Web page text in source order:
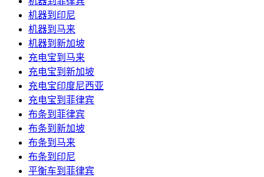
机器到印尼
机器到马来
机器到新加坡
充电宝到马来
充电宝到新加坡
充电宝印度尼西亚
充电宝到菲律宾
布条到菲律宾
布条到新加坡
布条到马来
布条到印尼
平衡车到菲律宾